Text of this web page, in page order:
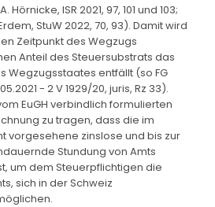
Hörnicke, ISR 2021, 97, 101 und 103;
StuW 2022, 70, 93). Damit wird
Zeitpunkt des Wegzugs
Anteil des Steuersubstrats das
Wegzugsstaates entfällt (so FG
- 2 V 1929/20, juris, Rz 33).
EuGH verbindlich formulierten
zu tragen, dass die im
vorgesehene zinslose und bis zur
Stundung von Amts
um dem Steuerpflichtigen die
sich in der Schweiz